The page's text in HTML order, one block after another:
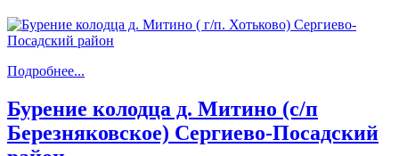
Подробнее...
Бурение колодца д. Митино (с/п
Березняковское) Сергиево-Посадский